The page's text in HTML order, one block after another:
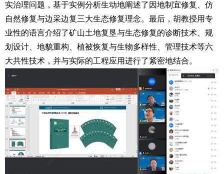
实治理问题，基于实例分析生动地阐述了因地制宜修复、仿
自然修复与边采边复三大生态修复理念。最后，胡教授用专
业性的语言介绍了矿山土地复垦与生态修复的诊断技术、规
划设计、地貌重构、植被恢复与生物多样性、管理技术等六
大共性技术，并与实际的工程应用进行了紧密地结合。